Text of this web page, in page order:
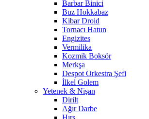
Barbar Binici
Buz Hokkabaz
Kibar Droid
Tornacı Hatun
Engizites
Vermilika
Kozmik Boksör
Merkşa
Despot Orkestra Şefi
İlkel Golem
Yetenek & Nişan
Dirilt
Ağır Darbe